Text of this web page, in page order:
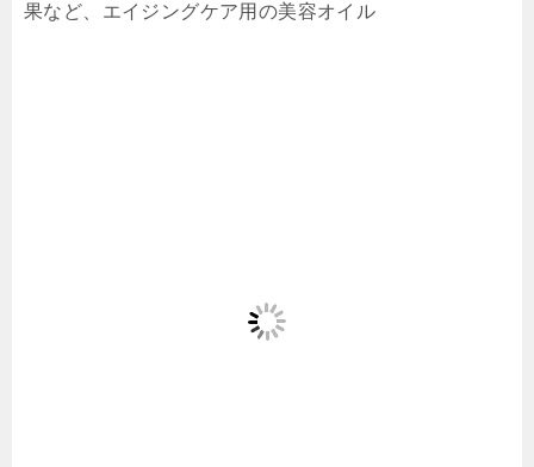
果など、エイジングケア用の美容オイル